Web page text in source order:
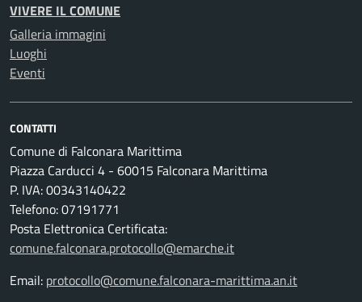
VIVERE IL COMUNE
Galleria immagini
Luoghi
Eventi
CONTATTI
Comune di Falconara Marittima
Piazza Carducci 4 - 60015 Falconara Marittima
P. IVA: 00343140422
Telefono: 07191771
Posta Elettronica Certificata:
comune.falconara.protocollo@emarche.it
Email: protocollo@comune.falconara-marittima.an.it